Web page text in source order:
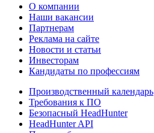
О компании
Наши вакансии
Партнерам
Реклама на сайте
Новости и статьи
Инвесторам
Кандидаты по профессиям
Производственный календарь
Требования к ПО
Безопасный HeadHunter
HeadHunter API